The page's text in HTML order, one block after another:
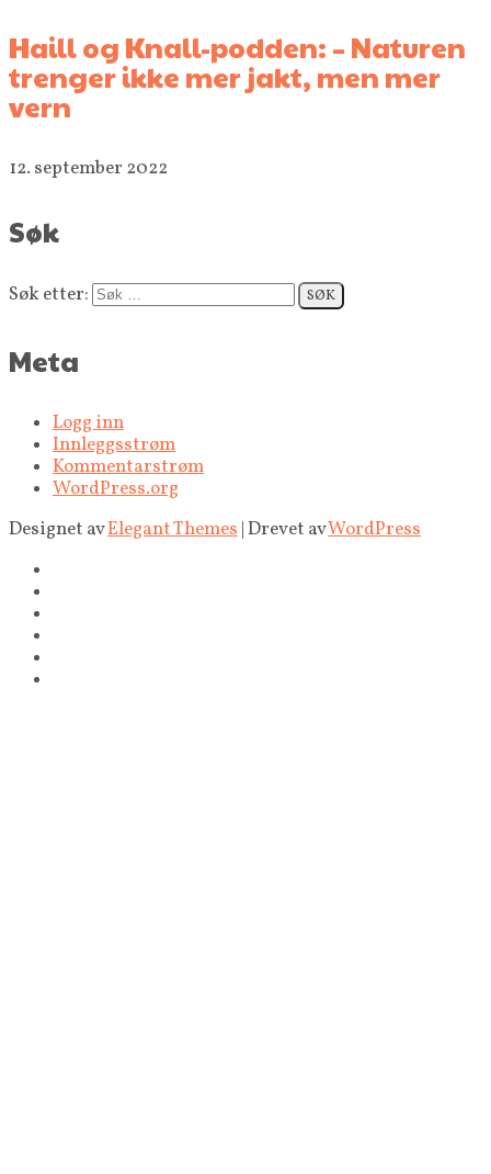
Haill og Knall-podden: – Naturen
trenger ikke mer jakt, men mer
vern
12. september 2022
Søk
Søk etter:
Meta
Logg inn
Innleggsstrøm
Kommentarstrøm
WordPress.org
Designet avElegant Themes | Drevet avWordPress